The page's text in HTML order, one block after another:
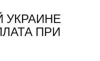
УКРАИНЕ
ПРИ